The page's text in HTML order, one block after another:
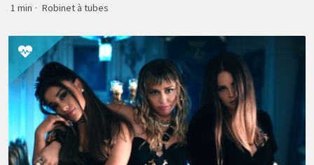
1 min · Robinet à tubes